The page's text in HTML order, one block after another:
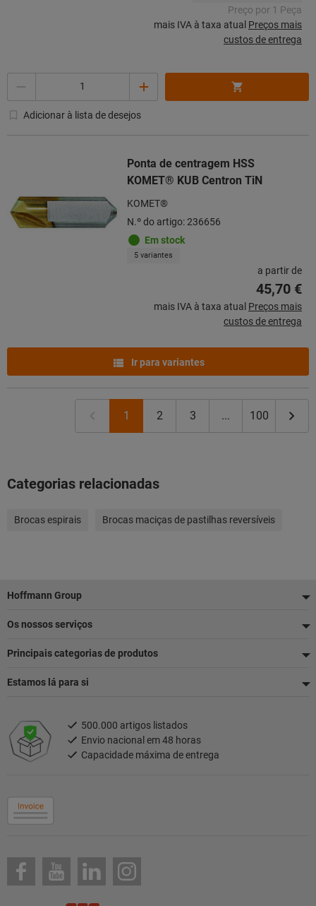
Preço por 1 Peça
mais IVA à taxa atual Preços mais
custos de entrega
Adicionar à lista de desejos
Ponta de centragem HSS
KOMET® KUB Centron TiN
KOMET®
N.º do artigo: 236656
Em stock
5 variantes
a partir de
45,70 €
mais IVA à taxa atual Preços mais
custos de entrega
Ir para variantes
1 2 3 ... 100
Categorias relacionadas
Brocas espirais Brocas maciças de pastilhas reversíveis
Rodapé
Hoffmann Group
Os nossos serviços
Principais categorias de produtos
Estamos lá para si
500.000 artigos listados
Envio nacional em 48 horas
Capacidade máxima de entrega